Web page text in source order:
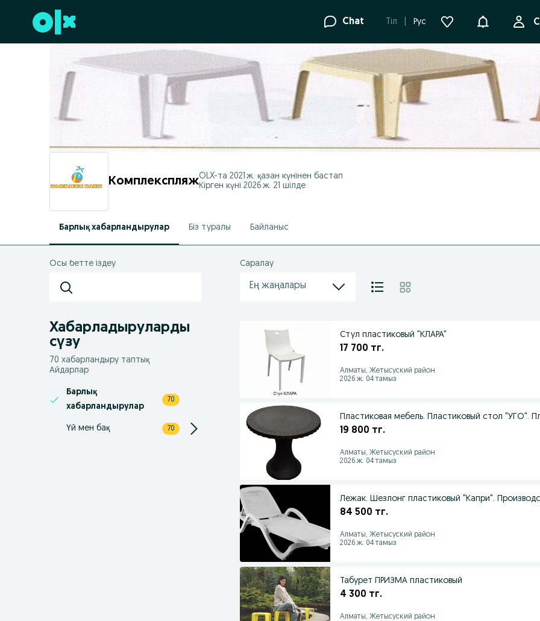
Төменгі деректемеге өту Chat Tіл Рус
КомплекспляжOLX-та 2021 ж. қазан күнінен бастап
Кірген күні 2026 ж. 21 шілде
Барлық хабарландырулар Біз туралы Байланыс
Осы бетте іздеу
Хабарладыруларды
сүзу
70 хабарландыру таптық
Айдарлар
Барлық
хабарландырулар
70
Үй мен бақ 70
Саралау
Ең жаңалары
Стул пластиковый "КЛАРА"
17 700 тг.
Алматы, Жетысуский район
2026 ж. 04 тамыз
Пластиковая мебель. Пластиковый стол "УГО".
19 800 тг.
Алматы, Жетысуский район
2026 ж. 04 тамыз
Лежак. Шезлонг пластиковый "Капри".
84 500 тг.
Алматы, Жетысуский район
2026 ж. 04 тамыз
Табурет ПРИЗМА пластиковый
4 300 тг.
Алматы, Жетысуский район